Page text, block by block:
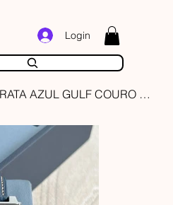
Login
TAG HEUER MONACO PRATA AZUL GULF COURO 42MM